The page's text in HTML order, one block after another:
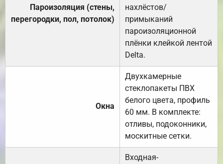
Пароизоляция (стены,
перегородки, пол, потолок)
нахлёстов/
примыканий
пароизоляционной
плёнки клейкой лентой
Delta.
Окна
Двухкамерные
стеклопакеты ПВХ
белого цвета, профиль
60 мм. В комплекте:
отливы, подоконники,
москитные сетки.
Входная-